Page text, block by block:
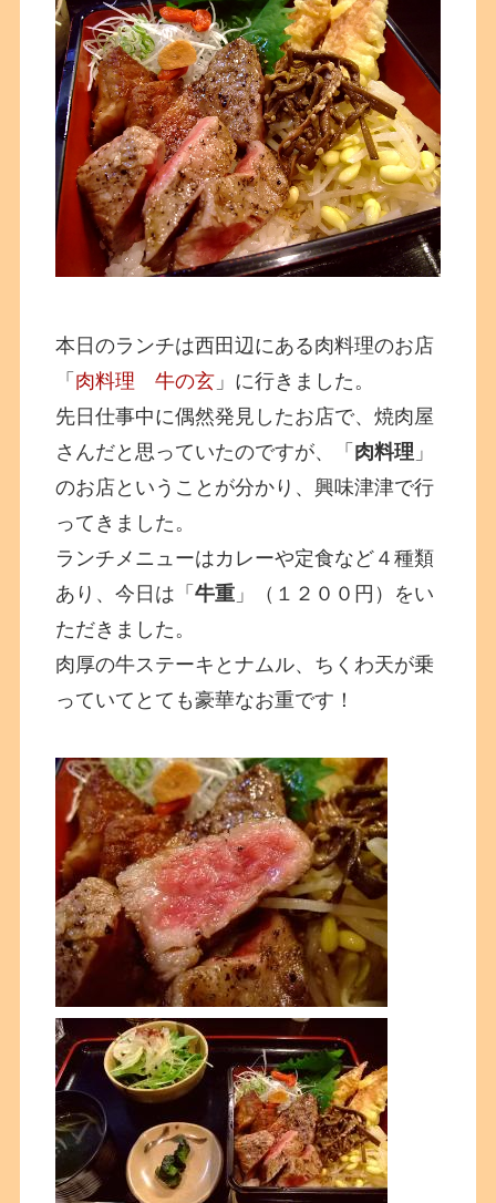
本日のランチは西田辺にある肉料理のお店
「 肉料理 牛の玄 」に行きました。
先日仕事中に偶然発見したお店で、焼肉屋
さんだと思っていたのですが、「 肉料理 」
のお店ということが分かり、興味津津で行
ってきました。
ランチメニューはカレーや定食など４種類
あり、今日は「牛重 」（１２００円）をい
ただきました。
肉厚の牛ステーキとナムル、ちくわ天が乗
っていてとても豪華なお重です！